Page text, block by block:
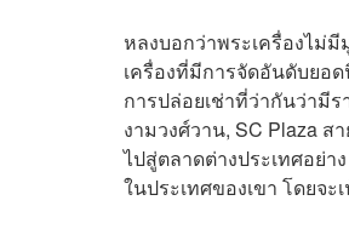
หลงบอกว่าพระเครื่องไม่
เครื่องที่มีการจัดอันดับยอ
การปล่อยเช่าที่ว่ากันว่ามี
งามวงศ์วาน, SC Plaza
ไปสู่ตลาดต่างประเทศอย่า
ในประเทศของเขา โดยจ